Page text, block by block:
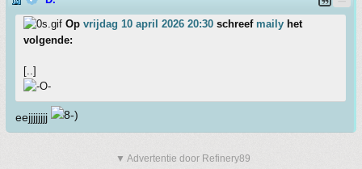
Op vrijdag 10 april 2026 20:30 schreef maily het
volgende:
[..]
eejjjjjjjj
▼ Advertentie door Refinery89